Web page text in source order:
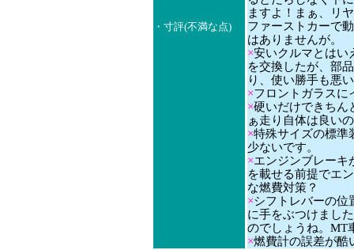
・寸評(不満な点)
ますよ！まぁ、リ
ファーストカーで
はありませんが。
×安いクルマとはい
を交換したが、部
り、使い勝手も悪
×フロントガラスに
×硬いだけできちん
ぁ走り自体は良い
×特殊サイズの標準
少ないです。
×エンジンブレー
を載せる前提でエ
な燃費対策？
×シフトレバーの位
に手をぶつけまし
のでしょうね。MT
×燃費計の誤差が酷